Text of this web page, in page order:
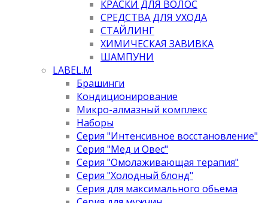
КРАСКИ ДЛЯ ВОЛОС
СРЕДСТВА ДЛЯ УХОДА
СТАЙЛИНГ
ХИМИЧЕСКАЯ ЗАВИВКА
ШАМПУНИ
LABEL.M
Брашинги
Кондиционирование
Микро-алмазный комплекс
Наборы
Серия "Интенсивное восстановление"
Серия "Мед и Овес"
Серия "Омолаживающая терапия"
Серия "Холодный блонд"
Серия для максимального обьема